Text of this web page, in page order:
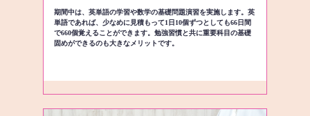
期間中は、英単語の学習や数学の基礎問題演習を実施します。英
単語であれば、少なめに見積もって1日10個ずつとしても66日間
で660個覚えることができます。勉強習慣と共に重要科目の基礎
固めができるのも大きなメリットです。